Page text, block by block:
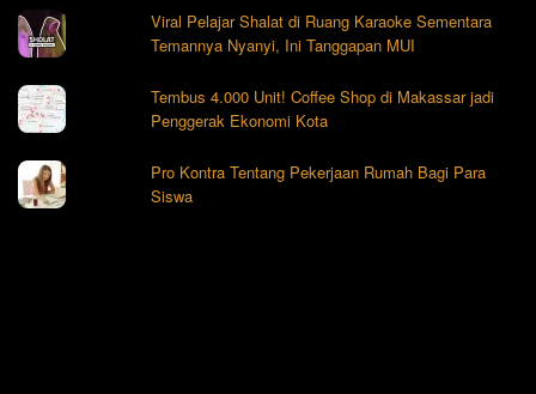
Viral Pelajar Shalat di Ruang Karaoke Sementara
Temannya Nyanyi, Ini Tanggapan MUI
Tembus 4.000 Unit! Coffee Shop di Makassar jadi
Penggerak Ekonomi Kota
Pro Kontra Tentang Pekerjaan Rumah Bagi Para
Siswa